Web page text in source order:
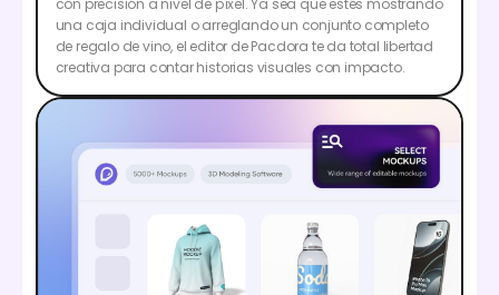
una caja individual o arreglando un conjunto completo
de regalo de vino, el editor de Pacdora te da total libertad
creativa para contar historias visuales con impacto.